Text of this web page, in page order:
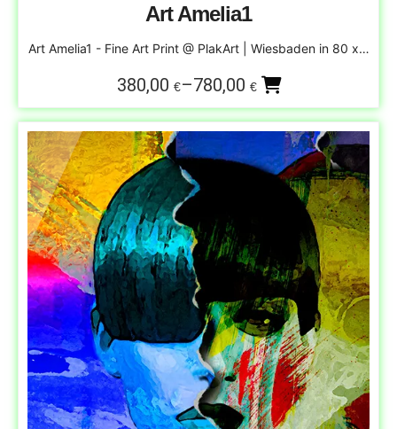
Art Amelia1
Art Amelia1 - Fine Art Print @ PlakArt | Wiesbaden in 80 x…
380,00 €–780,00 €